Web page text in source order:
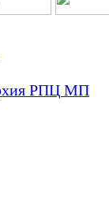
РПЦ МП